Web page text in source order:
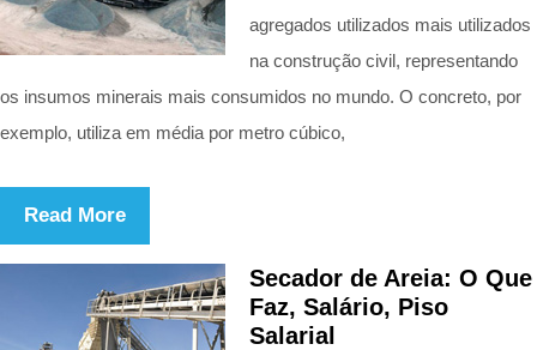
agregados utilizados mais utilizados
na construção civil, representando
os insumos minerais mais consumidos no mundo. O concreto, por
exemplo, utiliza em média por metro cúbico,
Read More
Secador de Areia: O Que
Faz, Salário, Piso
Salarial